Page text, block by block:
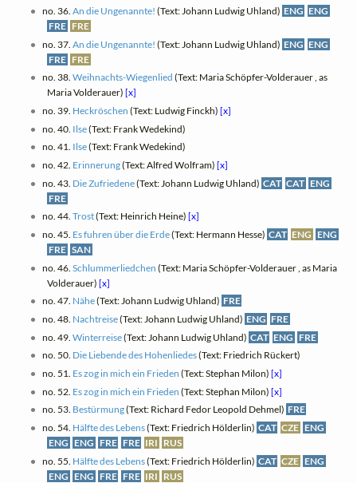
no. 36. An die Ungenannte! (Text: Johann Ludwig Uhland) ENG ENG
FRE FRE
no. 37. An die Ungenannte! (Text: Johann Ludwig Uhland) ENG ENG
FRE FRE
no. 38. Weihnachts-Wiegenlied (Text: Maria Schöpfer-Volderauer , as
Maria Volderauer)[x]
no. 39. Heckröschen (Text: Ludwig Finckh) [x]
no. 40. Ilse(Text: Frank Wedekind)
no. 41. Ilse(Text: Frank Wedekind)
no. 42. Erinnerung(Text: Alfred Wolfram) [x]
no. 43. Die Zufriedene(Text: Johann Ludwig Uhland) CAT CAT ENG
FRE
no. 44. Trost(Text: Heinrich Heine) [x]
no. 45. Es fuhren über die Erde(Text: Hermann Hesse) CAT ENG ENG
FRE SAN
no. 46. Schlummerliedchen (Text: Maria Schöpfer-Volderauer , as Maria
Volderauer)[x]
no. 47. Nähe(Text: Johann Ludwig Uhland) FRE
no. 48. Nachtreise(Text: Johann Ludwig Uhland) ENG FRE
no. 49. Winterreise(Text: Johann Ludwig Uhland) CAT ENG FRE
no. 50. Die Liebende des Hohenliedes(Text: Friedrich Rückert)
no. 51. Es zog in mich ein Frieden (Text: Stephan Milon) [x]
no. 52. Es zog in mich ein Frieden (Text: Stephan Milon) [x]
no. 53. Bestürmung(Text: Richard Fedor Leopold Dehmel) FRE
no. 54. Hälfte des Lebens(Text: Friedrich Hölderlin) CAT CZE ENG
ENG ENG FRE FRE IRI RUS
no. 55. Hälfte des Lebens(Text: Friedrich Hölderlin) CAT CZE ENG
ENG ENG FRE FRE IRI RUS